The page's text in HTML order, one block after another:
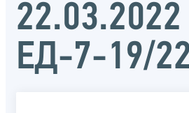
ЕД-7-19/